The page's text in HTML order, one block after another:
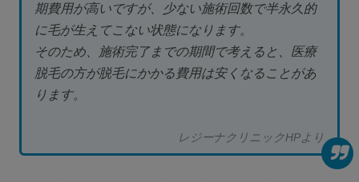
期費用が高いですが、少ない施術回数で半永久的
に毛が生えてこない状態になります。
そのため、施術完了までの期間で考えると、医療
脱毛の方が脱毛にかかる費用は安くなることがあ
ります。
レジーナクリニックHPより